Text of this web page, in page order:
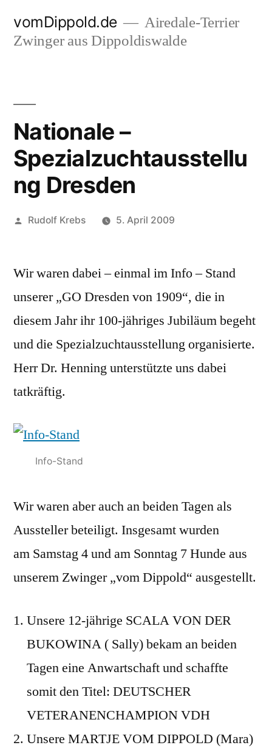
Inhalt
vomDippold.de
Airedale-Terrier
Zwinger aus Dippoldiswalde
Nationale –
Spezialzuchtausstellu
ng Dresden
Veröffentlicht
Rudolf Krebs 5. April 2009
Wir waren dabei – einmal im Info – Stand
unserer „GO Dresden von 1909“, die in
diesem Jahr ihr 100-jähriges Jubiläum begeht
und die Spezialzuchtausstellung organisierte.
Herr Dr. Henning unterstützte uns dabei
tatkräftig.
Info-Stand
Wir waren aber auch an beiden Tagen als
Aussteller beteiligt. Insgesamt wurden
am Samstag 4 und am Sonntag 7 Hunde aus
unserem Zwinger „vom Dippold“ ausgestellt.
Unsere 12-jährige SCALA VON DER
BUKOWINA ( Sally) bekam an beiden
Tagen eine Anwartschaft und schaffte
somit den Titel: DEUTSCHER
VETERANENCHAMPION VDH
Unsere MARTJE VOM DIPPOLD (Mara)